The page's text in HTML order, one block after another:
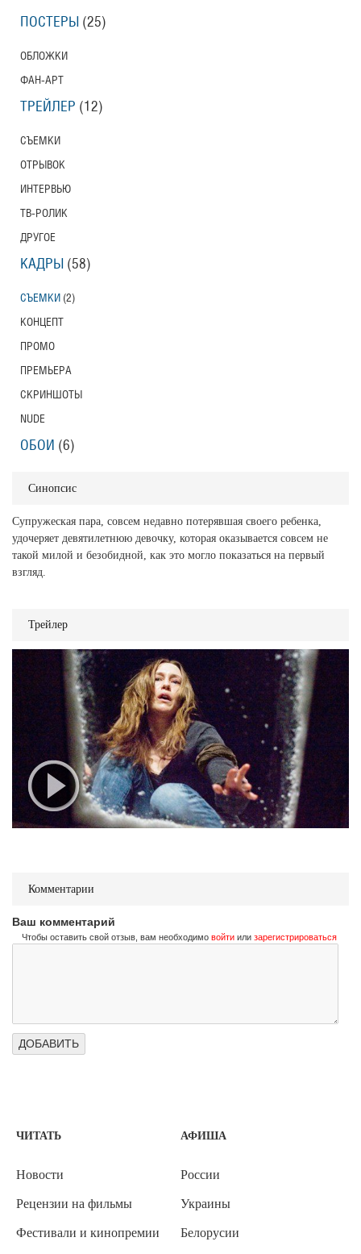
Синопсис
Супружеская пара, совсем недавно потерявшая своего ребенка,
удочеряет девятилетнюю девочку, которая оказывается совсем не
такой милой и безобидной, как это могло показаться на первый
взгляд.
Трейлер
Комментарии
Ваш комментарий
Чтобы оставить свой отзыв, вам необходимо войти или зарегистрироваться
ПОСТЕРЫ (25)
ОБЛОЖКИ
ФАН-АРТ
ТРЕЙЛЕР (12)
СЪЕМКИ
ОТРЫВОК
ИНТЕРВЬЮ
ТВ-РОЛИК
ДРУГОЕ
КАДРЫ (58)
СЪЕМКИ (2)
КОНЦЕПТ
ПРОМО
ПРЕМЬЕРА
СКРИНШОТЫ
NUDE
ОБОИ (6)
ЧИТАТЬ
Новости
Рецензии на фильмы
Фестивали и кинопремии
АФИША
России
Украины
Белорусии